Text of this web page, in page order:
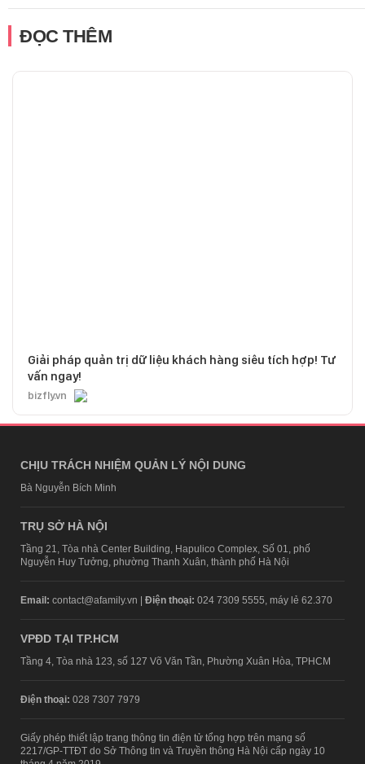
ĐỌC THÊM
Giải pháp quản trị dữ liệu khách hàng siêu tích hợp! Tư
vấn ngay!
bizfly.vn
CHỊU TRÁCH NHIỆM QUẢN LÝ NỘI DUNG
Bà Nguyễn Bích Minh
TRỤ SỞ HÀ NỘI
Tầng 21, Tòa nhà Center Building, Hapulico Complex, Số 01, phố
Nguyễn Huy Tưởng, phường Thanh Xuân, thành phố Hà Nội
Email: contact@afamily.vn | Điện thoại: 024 7309 5555, máy lẻ 62.370
VPĐD TẠI TP.HCM
Tầng 4, Tòa nhà 123, số 127 Võ Văn Tần, Phường Xuân Hòa, TPHCM
Điện thoại: 028 7307 7979
Giấy phép thiết lập trang thông tin điện tử tổng hợp trên mạng số
2217/GP-TTĐT do Sở Thông tin và Truyền thông Hà Nội cấp ngày 10